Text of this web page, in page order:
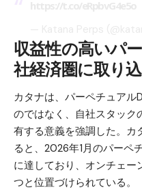
収益性の高いパ
社経済圏に取り
カタナは、パーペチュアル
のではなく、自社スタック
有する意義を強調した。カ
ると、2026年1月のパーペ
に達しており、オンチェー
つと位置づけられている。